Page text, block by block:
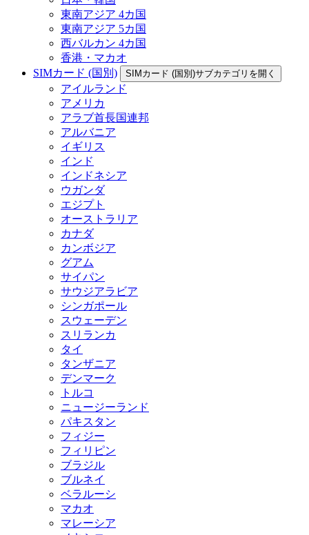
東南アジア 4カ国
東南アジア 5カ国
西バルカン 4カ国
香港・マカオ
SIMカード (国別)
SIMカード (国別)サブカテゴリを開く
アイルランド
アメリカ
アラブ首長国連邦
アルバニア
イギリス
インド
インドネシア
ウガンダ
エジプト
オーストラリア
カナダ
カンボジア
グアム
サイパン
サウジアラビア
シンガポール
スウェーデン
スリランカ
タイ
タンザニア
デンマーク
トルコ
ニュージーランド
パキスタン
フィジー
フィリピン
ブラジル
ブルネイ
ベラルーシ
マカオ
マレーシア